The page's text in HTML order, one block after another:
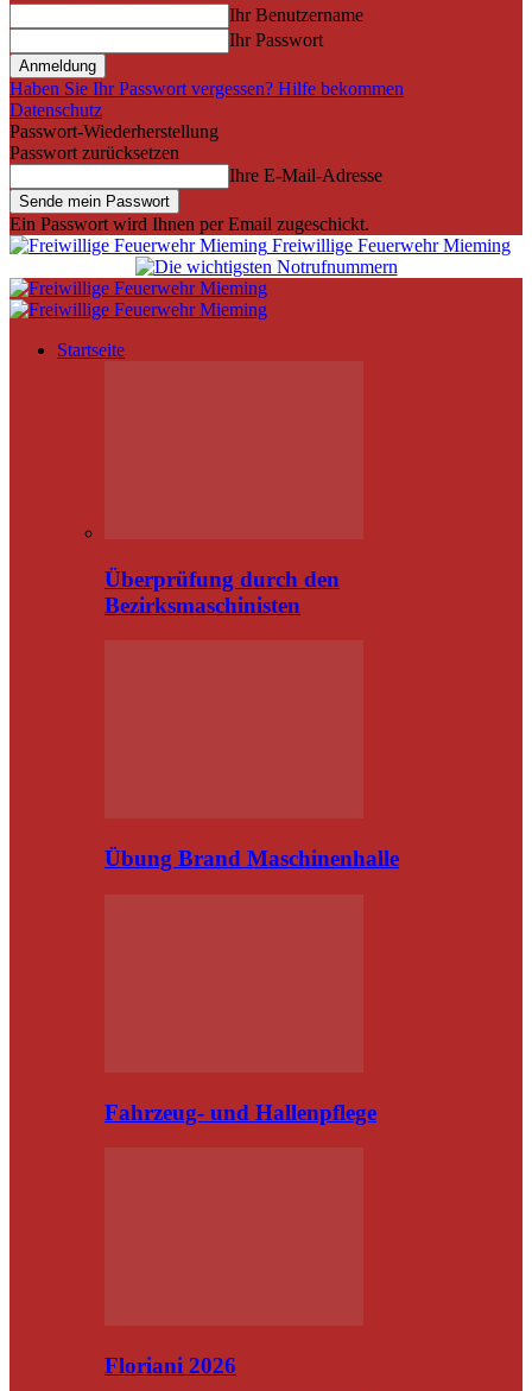
Ihr Benutzername
Ihr Passwort
Haben Sie Ihr Passwort vergessen? Hilfe bekommen
Datenschutz
Passwort-Wiederherstellung
Passwort zurücksetzen
Ihre E-Mail-Adresse
Ein Passwort wird Ihnen per Email zugeschickt.
Freiwillige Feuerwehr Mieming
Startseite
Überprüfung durch den
Bezirksmaschinisten
Übung Brand Maschinenhalle
Fahrzeug- und Hallenpflege
Floriani 2026